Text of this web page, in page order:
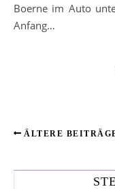
Boerne im Auto
Anfang…
ÄLTERE